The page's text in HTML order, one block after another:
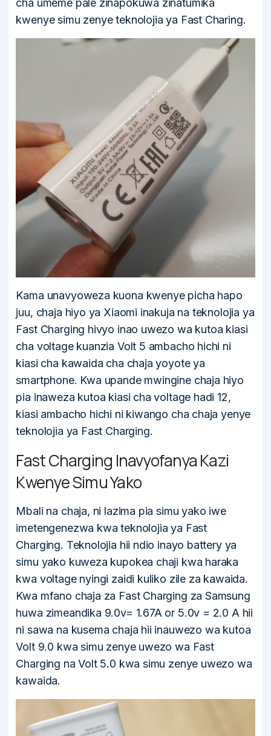
cha umeme pale zinapokuwa zinatumika
kwenye simu zenye teknolojia ya Fast Charing.
Kama unavyoweza kuona kwenye picha hapo
juu, chaja hiyo ya Xiaomi inakuja na teknolojia ya
Fast Charging hivyo inao uwezo wa kutoa kiasi
cha voltage kuanzia Volt 5 ambacho hichi ni
kiasi cha kawaida cha chaja yoyote ya
smartphone. Kwa upande mwingine chaja hiyo
pia inaweza kutoa kiasi cha voltage hadi 12,
kiasi ambacho hichi ni kiwango cha chaja yenye
teknolojia ya Fast Charging.
Fast Charging Inavyofanya Kazi
Kwenye Simu Yako
Mbali na chaja, ni lazima pia simu yako iwe
imetengenezwa kwa teknolojia ya Fast
Charging. Teknolojia hii ndio inayo battery ya
simu yako kuweza kupokea chaji kwa haraka
kwa voltage nyingi zaidi kuliko zile za kawaida.
Kwa mfano chaja za Fast Charging za Samsung
huwa zimeandika 9.0v= 1.67A or 5.0v = 2.0 A hii
ni sawa na kusema chaja hii inauwezo wa kutoa
Volt 9.0 kwa simu zenye uwezo wa Fast
Charging na Volt 5.0 kwa simu zenye uwezo wa
kawaida.